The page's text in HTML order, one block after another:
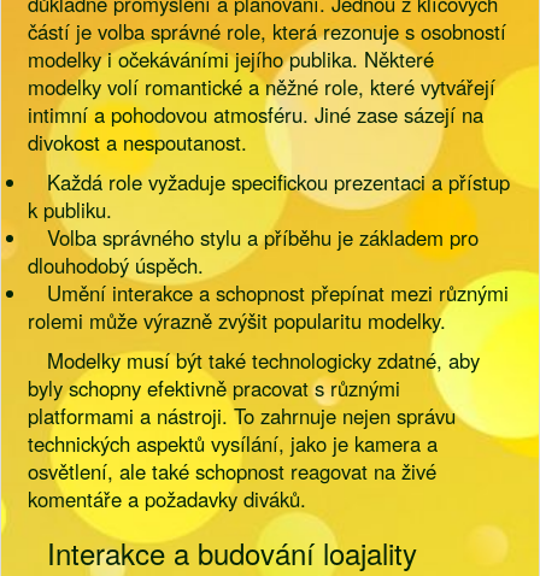
částí je volba správné role, která rezonuje s osobností
modelky i očekáváními jejího publika. Některé
modelky volí romantické a něžné role, které vytvářejí
intimní a pohodovou atmosféru. Jiné zase sázejí na
divokost a nespoutanost.
Každá role vyžaduje specifickou prezentaci a přístup
k publiku.
Volba správného stylu a příběhu je základem pro
dlouhodobý úspěch.
Umění interakce a schopnost přepínat mezi různými
rolemi může výrazně zvýšit popularitu modelky.
Modelky musí být také technologicky zdatné, aby
byly schopny efektivně pracovat s různými
platformami a nástroji. To zahrnuje nejen správu
technických aspektů vysílání, jako je kamera a
osvětlení, ale také schopnost reagovat na živé
komentáře a požadavky diváků.
Interakce a budování loajality